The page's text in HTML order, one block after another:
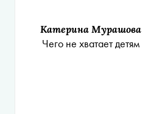
Катерина Мурашова
Чего не хватает детям